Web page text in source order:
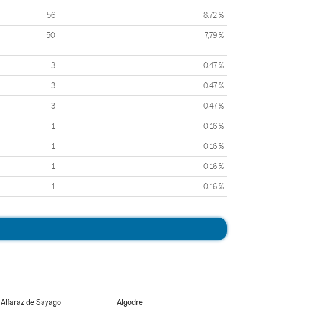
56 8,72 %
50 7,79 %
3 0,47 %
3 0,47 %
3 0,47 %
1 0,16 %
1 0,16 %
1 0,16 %
1 0,16 %
Alfaraz de Sayago Algodre